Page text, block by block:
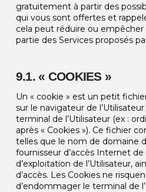
gratuitement à partir des
qui vous sont offertes et
cela peut réduire ou empêcher
partie des Services proposés
9.1. « COOKIES »
Un « cookie » est un petit
sur le navigateur de
terminal de l’Utilisateur (ex :
après « Cookies »). Ce fichier
telles que le nom de domaine
fournisseur d’accès Internet de
d’exploitation de l’Utilisateur,
d’accès. Les Cookies ne
d’endommager le terminal de